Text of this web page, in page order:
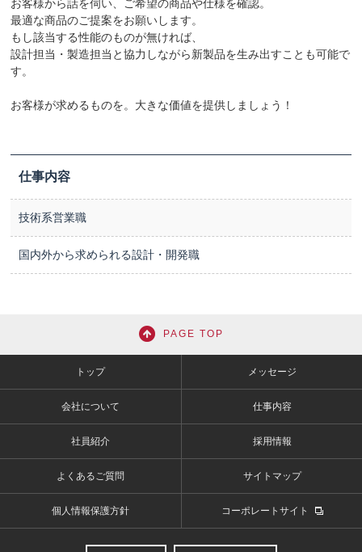
お客様から話を伺い、ご希望の商品や仕様を確認。
最適な商品のご提案をお願いします。
もし該当する性能のものが無ければ、
設計担当・製造担当と協力しながら新製品を生み出すことも可能で
す。
お客様が求めるものを。大きな価値を提供しましょう！
仕事内容
技術系営業職
国内外から求められる設計・開発職
PAGE TOP
トップ メッセージ
会社について 仕事内容
社員紹介 採用情報
よくあるご質問 サイトマップ
個人情報保護方針 コーポレートサイト